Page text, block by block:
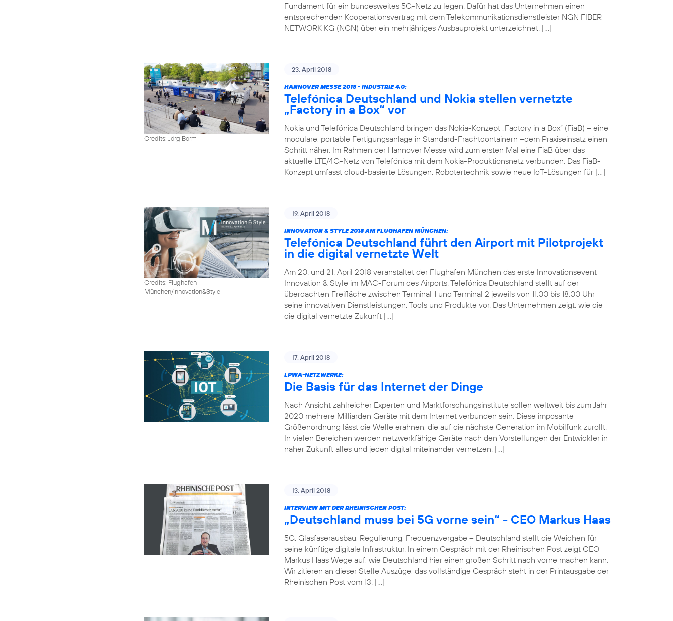
Fundament für ein bundesweites 5G-Netz zu legen. Dafür hat das Unternehmen einen
entsprechenden Kooperationsvertrag mit dem Telekommunikationsdienstleister NGN FIBER
NETWORK KG (NGN) über ein mehrjähriges Ausbauprojekt unterzeichnet. […]
Credits: Jörg Borm
23. April 2018
HANNOVER MESSE 2018 - INDUSTRIE 4.0:
Telefónica Deutschland und Nokia stellen vernetzte
„Factory in a Box“ vor
Nokia und Telefónica Deutschland bringen das Nokia-Konzept „Factory in a Box“ (FiaB) – eine
modulare, portable Fertigungsanlage in Standard-Frachtcontainern –dem Praxiseinsatz einen
Schritt näher. Im Rahmen der Hannover Messe wird zum ersten Mal eine FiaB über das
aktuelle LTE/4G-Netz von Telefónica mit dem Nokia-Produktionsnetz verbunden. Das FiaB-
Konzept umfasst cloud-basierte Lösungen, Robotertechnik sowie neue IoT-Lösungen für […]
Credits: Flughafen
München/Innovation&Style
19. April 2018
INNOVATION & STYLE 2018 AM FLUGHAFEN MÜNCHEN:
Telefónica Deutschland führt den Airport mit Pilotprojekt
in die digital vernetzte Welt
Am 20. und 21. April 2018 veranstaltet der Flughafen München das erste Innovationsevent
Innovation & Style im MAC-Forum des Airports. Telefónica Deutschland stellt auf der
überdachten Freifläche zwischen Terminal 1 und Terminal 2 jeweils von 11:00 bis 18:00 Uhr
seine innovativen Dienstleistungen, Tools und Produkte vor. Das Unternehmen zeigt, wie die
die digital vernetzte Zukunft […]
17. April 2018
LPWA-NETZWERKE:
Die Basis für das Internet der Dinge
Nach Ansicht zahlreicher Experten und Marktforschungsinstitute sollen weltweit bis zum Jahr
2020 mehrere Milliarden Geräte mit dem Internet verbunden sein. Diese imposante
Größenordnung lässt die Welle erahnen, die auf die nächste Generation im Mobilfunk zurollt.
In vielen Bereichen werden netzwerkfähige Geräte nach den Vorstellungen der Entwickler in
naher Zukunft alles und jeden digital miteinander vernetzen. […]
13. April 2018
INTERVIEW MIT DER RHEINISCHEN POST:
„Deutschland muss bei 5G vorne sein“ - CEO Markus Haas
5G, Glasfaserausbau, Regulierung, Frequenzvergabe – Deutschland stellt die Weichen für
seine künftige digitale Infrastruktur. In einem Gespräch mit der Rheinischen Post zeigt CEO
Markus Haas Wege auf, wie Deutschland hier einen großen Schritt nach vorne machen kann.
Wir zitieren an dieser Stelle Auszüge, das vollständige Gespräch steht in der Printausgabe der
Rheinischen Post vom 13. […]